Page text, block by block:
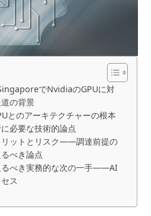
でNvidiaのGPUに対
の背景
とのアーキテクチャーの根本
必要な技術的論点
リットとリスク——調達前提の
べき論点
るべき実務的な次の一手——AI
ス